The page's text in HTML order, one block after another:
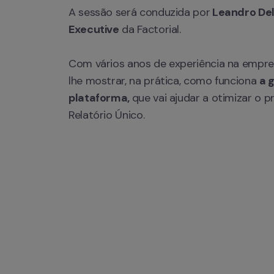
A sessão será conduzida por Leandro
Executive da Factorial.
Com vários anos de experiência na
lhe mostrar, na prática, como funciona a
plataforma, que vai ajudar a otimizar o
Relatório Único.